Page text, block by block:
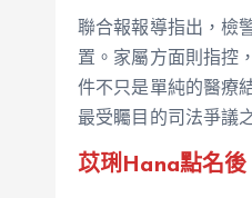
聯合報報導指出，檢
置。家屬方面則指控
件不只是單純的醫療
最受矚目的司法爭議
苡琍Hana點名後